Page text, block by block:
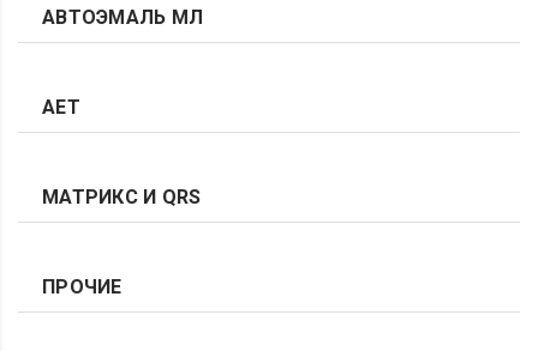
АВТОЭМАЛЬ МЛ
АЕТ
МАТРИКС И QRS
ПРОЧИЕ